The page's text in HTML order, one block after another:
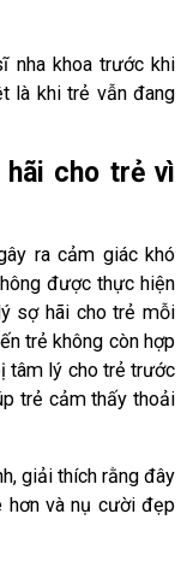
nha khoa trước khi
là khi trẻ vẫn đang
cho trẻ vì
ra cảm giác khó
được thực hiện
sợ hãi cho trẻ mỗi
trẻ không còn hợp
tâm lý cho trẻ trước
trẻ cảm thấy thoải
giải thích rằng đây
hơn và nụ cười đẹp